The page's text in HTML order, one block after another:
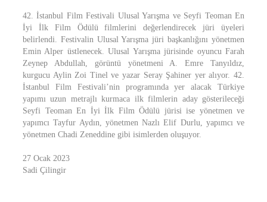
42. İstanbul Film Festivali Ulusal Yarışma ve Seyfi Teoman En
İyi İlk Film Ödülü filmlerini değerlendirecek jüri üyeleri
belirlendi. Festivalin Ulusal Yarışma jüri başkanlığını yönetmen
Emin Alper üstlenecek. Ulusal Yarışma jürisinde oyuncu Farah
Zeynep Abdullah, görüntü yönetmeni A. Emre Tanyıldız,
kurgucu Aylin Zoi Tinel ve yazar Seray Şahiner yer alıyor. 42.
İstanbul Film Festivali’nin programında yer alacak Türkiye
yapımı uzun metrajlı kurmaca ilk filmlerin aday gösterileceği
Seyfi Teoman En İyi İlk Film Ödülü jürisi ise yönetmen ve
yapımcı Tayfur Aydın, yönetmen Nazlı Elif Durlu, yapımcı ve
yönetmen Chadi Zeneddine gibi isimlerden oluşuyor.
27 Ocak 2023
Sadi Çilingir